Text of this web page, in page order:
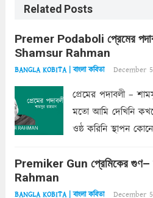
Related Posts
Premer Podaboli প্রেমের
Shamsur Rahman
BANGLA KOBITA | বাংলা কবিতা December
প্রেমের পদাবলী –
মতো আমি দেখিনি
ওষ্ঠ করিনি স্থাপন
কোথাও কি এরকম ছায়া
Premiker Gun প্রেমিকের গুণ–
Rahman
BANGLA KOBITA | বাংলা কবিতা December